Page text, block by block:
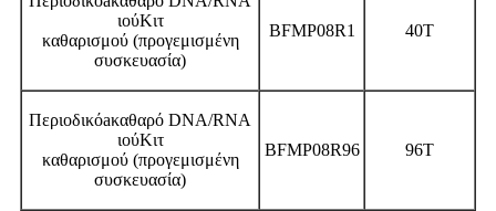
ιούΚιτ
καθαρισμού (προγεμισμένη
συσκευασία)
BFMP08R1 40T
Περιοδικόaκαθαρό DNA/RNA
ιούΚιτ
καθαρισμού (προγεμισμένη
συσκευασία)
BFMP08R96 96Τ